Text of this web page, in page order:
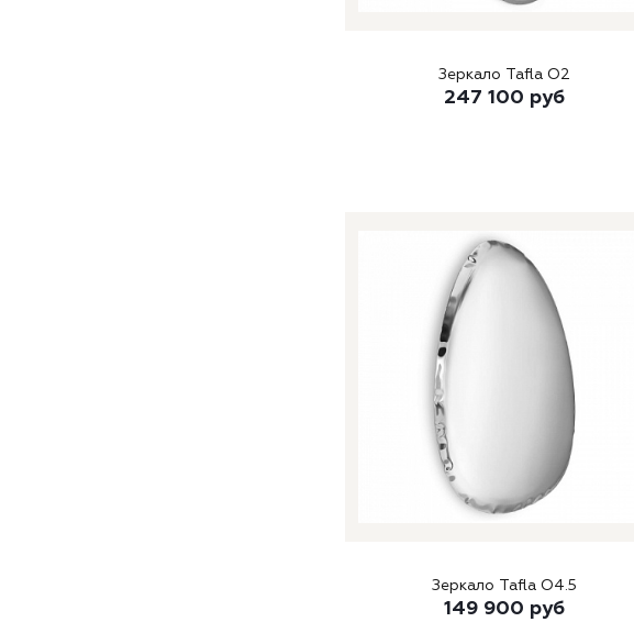
Зеркало Tafla O2
247 100 руб
Зеркало Tafla O4.5
149 900 руб